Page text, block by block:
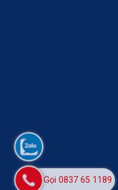
Gọi 0837 65 1189